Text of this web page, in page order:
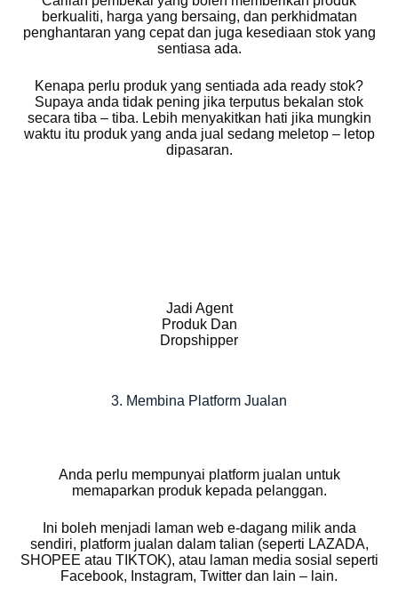
berkualiti, harga yang bersaing, dan perkhidmatan
penghantaran yang cepat dan juga kesediaan stok yang
sentiasa ada.
Kenapa perlu produk yang sentiada ada ready stok?
Supaya anda tidak pening jika terputus bekalan stok
secara tiba – tiba. Lebih menyakitkan hati jika mungkin
waktu itu produk yang anda jual sedang meletop – letop
dipasaran.
Jadi Agent
Produk Dan
Dropshipper
3. Membina Platform Jualan
Anda perlu mempunyai platform jualan untuk
memaparkan produk kepada pelanggan.
Ini boleh menjadi laman web e-dagang milik anda
sendiri, platform jualan dalam talian (seperti LAZADA,
SHOPEE atau TIKTOK), atau laman media sosial seperti
Facebook, Instagram, Twitter dan lain – lain.